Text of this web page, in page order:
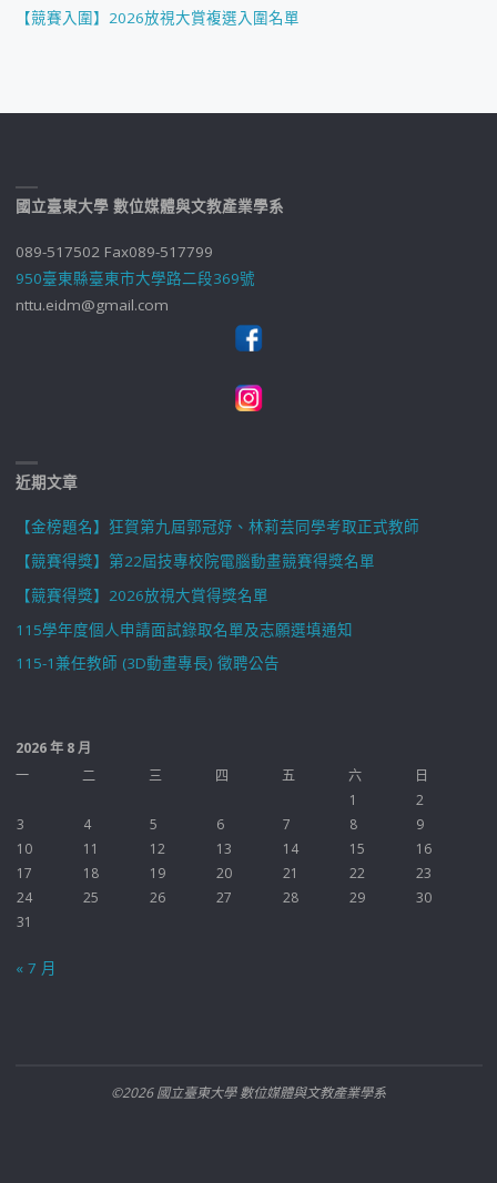
【競賽入圍】2026放視大賞複選入圍名單
國立臺東大學 數位媒體與文教產業學系
089-517502 Fax089-517799
950臺東縣臺東市大學路二段369號
nttu.eidm@gmail.com
近期文章
【金榜題名】狂賀第九屆郭冠妤、林莉芸同學考取正式教師
【競賽得獎】第22屆技專校院電腦動畫競賽得獎名單
【競賽得獎】2026放視大賞得獎名單
115學年度個人申請面試錄取名單及志願選填通知
115-1兼任教師 (3D動畫專長) 徵聘公告
2026 年 8 月
一
二 三 四 五 六
日
1
2
3
4 5 6 7 8
9
10
11 12 13 14 15
16
17
18 19 20 21 22
23
24
25 26 27 28 29
30
31
« 7 月
©2026 國立臺東大學 數位媒體與文教產業學系